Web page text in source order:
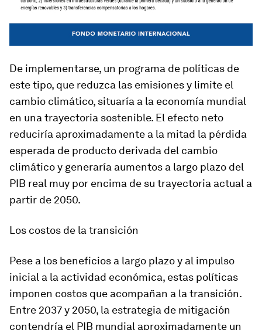
De implementarse, un programa de políticas de
este tipo, que reduzca las emisiones y limite el
cambio climático, situaría a la economía mundial
en una trayectoria sostenible. El efecto neto
reduciría aproximadamente a la mitad la pérdida
esperada de producto derivada del cambio
climático y generaría aumentos a largo plazo del
PIB real muy por encima de su trayectoria actual a
partir de 2050.
Los costos de la transición
Pese a los beneficios a largo plazo y al impulso
inicial a la actividad económica, estas políticas
imponen costos que acompañan a la transición.
Entre 2037 y 2050, la estrategia de mitigación
contendría el PIB mundial aproximadamente un